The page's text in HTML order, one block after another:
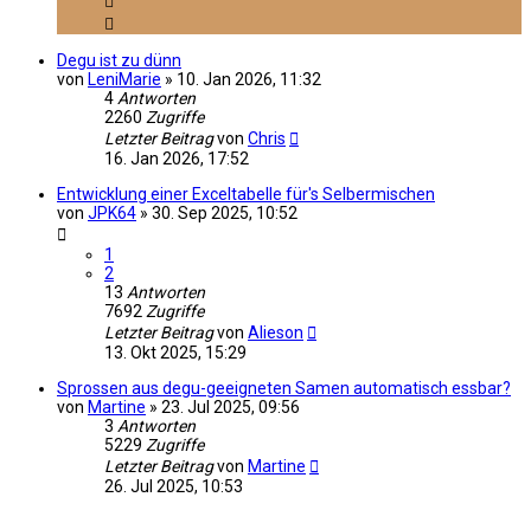
Degu ist zu dünn
von LeniMarie » 10. Jan 2026, 11:32
4 Antworten
2260 Zugriffe
Letzter Beitragvon Chris
16. Jan 2026, 17:52
Entwicklung einer Exceltabelle für's Selbermischen
von JPK64 » 30. Sep 2025, 10:52
1
2
13 Antworten
7692 Zugriffe
Letzter Beitragvon Alieson
13. Okt 2025, 15:29
Sprossen aus degu-geeigneten Samen automatisch essbar?
von Martine » 23. Jul 2025, 09:56
3 Antworten
5229 Zugriffe
Letzter Beitragvon Martine
26. Jul 2025, 10:53